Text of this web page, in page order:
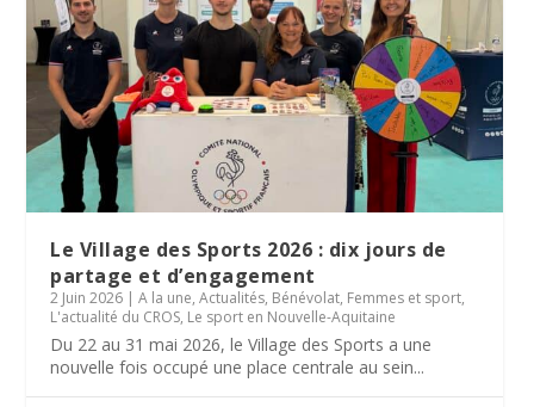
Le Village des Sports 2026 : dix jours de
partage et d’engagement
2 Juin 2026 |A la une,Actualités, Bénévolat, Femmes et sport,
L'actualité du CROS, Le sport en Nouvelle-Aquitaine
Du 22 au 31 mai 2026, le Village des Sports a une
nouvelle fois occupé une place centrale au sein...